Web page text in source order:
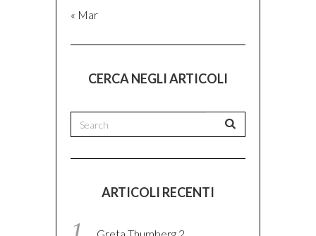
« Mar
CERCA NEGLI ARTICOLI
ARTICOLI RECENTI